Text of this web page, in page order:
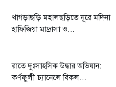
খাগড়াছড়ি মহালছড়িতে নূরে মদিনা
হাফিজিয়া মাদ্রাসা ও...
রাতে দুঃসাহসিক উদ্ধার অভিযান:
কর্ণফুলী চ্যানেলে বিকল...